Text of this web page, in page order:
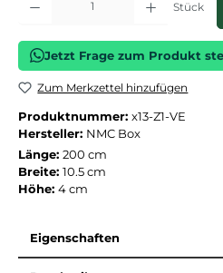
Stück
Jetzt Frage zum Produkt
Zum Merkzettel hinzufügen
Produktnummer: x13-Z1-VE
Hersteller: NMC Box
Länge: 200 cm
Breite: 10.5 cm
Höhe: 4 cm
Eigenschaften